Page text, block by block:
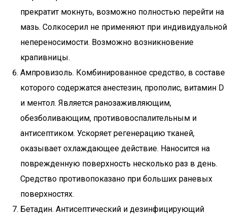
прекратит мокнуть, возможно полностью перейти на
мазь. Солкосерил не применяют при индивидуальной
непереносимости. Возможно возникновение
крапивницы.
Ампровизоль. Комбинированное средство, в составе
которого содержатся анестезин, прополис, витамин D
и ментол. Является ранозаживляющим,
обезболивающим, противовоспалительным и
антисептиком. Ускоряет регенерацию тканей,
оказывает охлаждающее действие. Наносится на
поврежденную поверхность несколько раз в день.
Средство противопоказано при больших раневых
поверхностях.
Бетадин. Антисептический и дезинфицирующий